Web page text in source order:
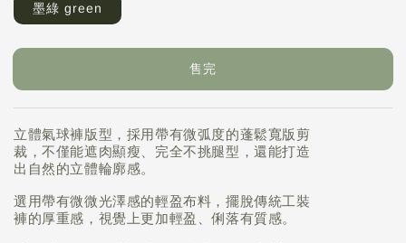
墨綠 green
售完
立體氣球褲版型， 採用帶有微弧度的蓬鬆寬版剪
裁，不僅能遮肉顯瘦、完全不挑腿型，還能打造
出自然的立體輪廓感。
選用帶有微微光澤感的輕盈布料，擺脫傳統工裝
褲的厚重感，視覺上更加輕盈、俐落有質感。